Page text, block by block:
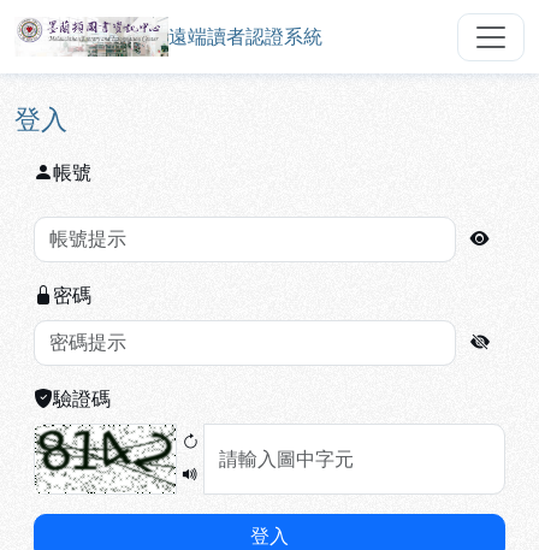
跳到主要內容
:::
中華信義神學院圖書館遠端讀者
遠端讀者認證系統
:::
登入
帳號
密碼
驗證碼
登入